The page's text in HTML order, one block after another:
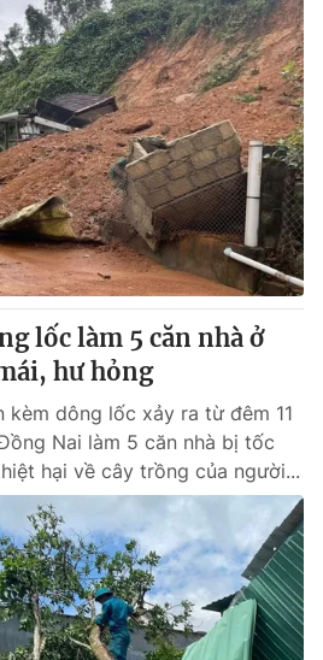
lốc làm 5 căn nhà ở
hư hỏng
kèm dông lốc xảy ra từ đêm 11
Nai làm 5 căn nhà bị tốc
hại về cây trồng của người...